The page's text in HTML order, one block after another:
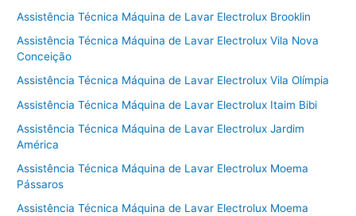
Assistência Técnica Máquina de Lavar Electrolux Brooklin
Assistência Técnica Máquina de Lavar Electrolux Vila Nova
Conceição
Assistência Técnica Máquina de Lavar Electrolux Vila Olímpia
Assistência Técnica Máquina de Lavar Electrolux Itaim Bibi
Assistência Técnica Máquina de Lavar Electrolux Jardim
América
Assistência Técnica Máquina de Lavar Electrolux Moema
Pássaros
Assistência Técnica Máquina de Lavar Electrolux Moema